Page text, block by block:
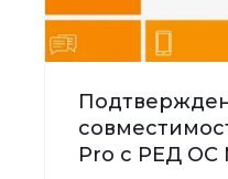
Pro с РЕД ОС